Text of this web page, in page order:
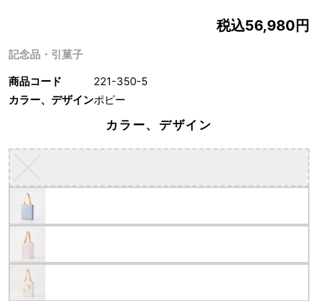
記念品・引菓子
税込56,980円
商品コード
221-350-5
カラー、デザインポピー
カラー、デザイン